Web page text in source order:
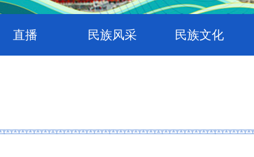
直播 民族风采 民族文化